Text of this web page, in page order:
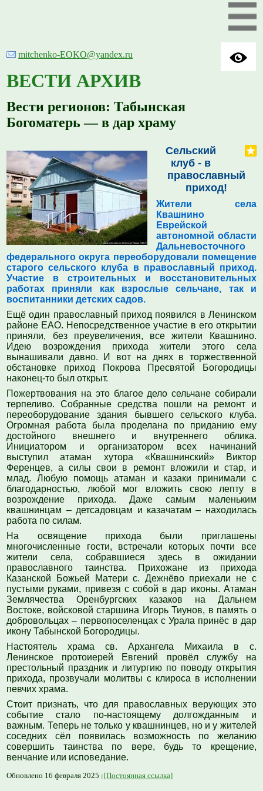
mitchenko-EOKO@yandex.ru
ВЕСТИ АРХИВ
Вести регионов: Табынская
Богоматерь — в дар храму
Сельский
клуб - в
православный
приход!
Жители села
Квашнино
Еврейской
автономной области
Дальневосточного
федерального округа переоборудовали помещение
старого сельского клуба в православный приход.
Участие в строительных и восстановительных
работах приняли как взрослые сельчане, так и
воспитанники детских садов.
Ещё один православный приход появился в Ленинском
районе ЕАО. Непосредственное участие в его открытии
приняли, без преувеличения, все жители Квашнино.
Идею возрождения прихода жители этого села
вынашивали давно. И вот на днях в торжественной
обстановке приход Покрова Пресвятой Богородицы
наконец-то был открыт.
Пожертвования на это благое дело сельчане собирали
терпеливо. Собранные средства пошли на ремонт и
переоборудование здания бывшего сельского клуба.
Огромная работа была проделана по приданию ему
достойного внешнего и внутреннего облика.
Инициатором и организатором всех начинаний
выступил атаман хутора «Квашнинский» Виктор
Ференцев, а силы свои в ремонт вложили и стар, и
млад. Любую помощь атаман и казаки принимали с
благодарностью, любой мог вложить свою лепту в
возрождение прихода. Даже самым маленьким
квашнинцам – детсадовцам и казачатам – находилась
работа по силам.
На освящение прихода были приглашены
многочисленные гости, встречали которых почти все
жители села, собравшиеся здесь в ожидании
православного таинства. Прихожане из прихода
Казанской Божьей Матери с. Дежнёво приехали не с
пустыми руками, привезя с собой в дар иконы. Атаман
Землячества Оренбургских казаков на Дальнем
Востоке, войсковой старшина Игорь Тиунов, в память о
добровольцах – первопоселенцах с Урала принёс в дар
икону Табынской Богородицы.
Настоятель храма св. Архангела Михаила в с.
Ленинское протоиерей Евгений провёл службу на
престольный праздник и литургию по поводу открытия
прихода, прозвучали молитвы с клироса в исполнении
певчих храма.
Стоит признать, что для православных верующих это
событие стало по-настоящему долгожданным и
важным. Теперь не только у квашнинцев, но и у жителей
соседних сёл появилась возможность по желанию
совершить таинства по вере, будь то крещение,
венчание или исповедание.
Обновлено 16 февраля 2025 [Постоянная ссылка]